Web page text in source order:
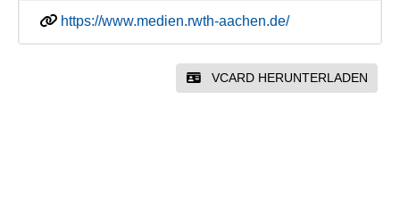
https://www.medien.rwth-aachen.de/
VCARD HERUNTERLADEN